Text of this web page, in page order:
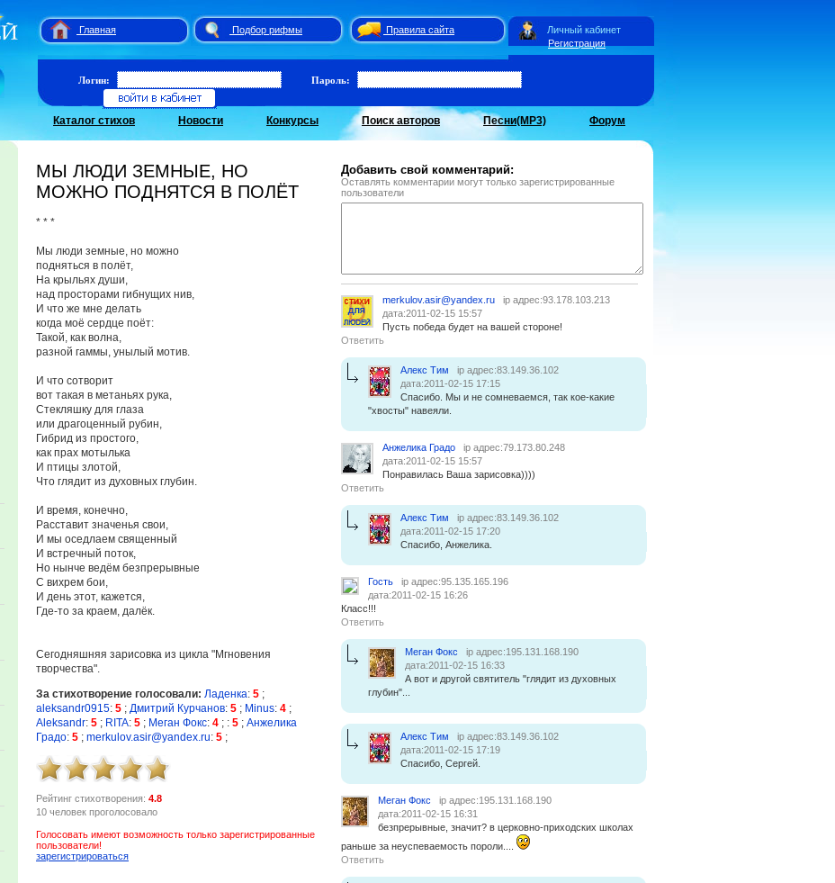
Главная Подбор рифмы
Правила сайта
Регистрация
Личный кабинет
Логин: Пароль:
Каталог стихов Новости Конкурсы Поиск авторов Песни(MP3) Форум
МЫ ЛЮДИ ЗЕМНЫЕ, НО
МОЖНО ПОДНЯТСЯ В ПОЛЁТ
* * *
Мы люди земные, но можно
подняться в полёт,
На крыльях души,
над просторами гибнущих нив,
И что же мне делать
когда моё сердце поёт:
Такой, как волна,
разной гаммы, унылый мотив.
И что сотворит
вот такая в метаньях рука,
Стекляшку для глаза
или драгоценный рубин,
Гибрид из простого,
как прах мотылька
И птицы злотой,
Что глядит из духовных глубин.
И время, конечно,
Расставит значенья свои,
И мы оседлаем священный
И встречный поток,
Но нынче ведём безпрерывные
С вихрем бои,
И день этот, кажется,
Где-то за краем, далёк.
Сегодняшняя зарисовка из цикла "Мгновения
творчества".
За стихотворение голосовали: Ладенка: 5 ;
aleksandr0915: 5 ; Дмитрий Курчанов: 5 ; Minus: 4 ;
Aleksandr: 5 ; RITA: 5 ; Меган Фокс: 4 ; : 5 ; Анжелика
Градо: 5 ; merkulov.asir@yandex.ru: 5 ;
Рейтинг стихотворения: 4.8
10 человек проголосовало
Голосовать имеют возможность только зарегистрированные
пользователи!
зарегистрироваться
Добавить свой комментарий:
Оставлять комментарии могут только зарегистрированные
пользователи
merkulov.asir@yandex.ru
ip адрес:93.178.103.213
дата:2011-02-15 15:57
Пусть победа будет на вашей стороне!
Ответить
Алекс Тим
ip адрес:83.149.36.102
дата:2011-02-15 17:15
Спасибо. Мы и не сомневаемся, так кое-какие
"хвосты" навеяли.
Анжелика Градо
ip адрес:79.173.80.248
дата:2011-02-15 15:57
Понравилась Ваша зарисовка))))
Ответить
Алекс Тим
ip адрес:83.149.36.102
дата:2011-02-15 17:20
Спасибо, Анжелика.
Гость
ip адрес:95.135.165.196
дата:2011-02-15 16:26
Класс!!!
Ответить
Меган Фокс
ip адрес:195.131.168.190
дата:2011-02-15 16:33
А вот и другой святитель "глядит из духовных
глубин"...
Алекс Тим
ip адрес:83.149.36.102
дата:2011-02-15 17:19
Спасибо, Сергей.
Меган Фокс
ip адрес:195.131.168.190
дата:2011-02-15 16:31
безпрерывные, значит? в церковно-приходских школах
раньше за неуспеваемость пороли....
Ответить